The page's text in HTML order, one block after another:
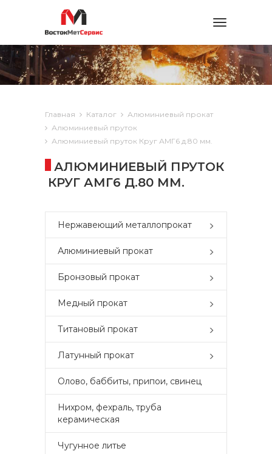
Toggle
Главная Каталог
Алюминиевый прокат
Алюминиевый пруток
Алюминиевый пруток Круг АМГ6 д.80 мм.
АЛЮМИНИЕВЫЙ ПРУТОК
КРУГ АМГ6 Д.80 ММ.
Нержавеющий металлопрокат
Алюминиевый прокат
Бронзовый прокат
Медный прокат
Титановый прокат
Латунный прокат
Олово, баббиты, припои, свинец
Нихром, фехраль, труба
керамическая
Чугунное литье